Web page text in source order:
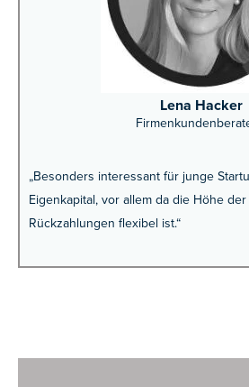
Lena Hacker
„Besonders interessant für junge
Eigenkapital, vor allem da die Höhe
Rückzahlungen flexibel ist.“